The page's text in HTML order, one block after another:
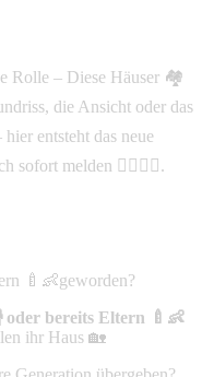
Rolle – Diese Häuser 🏘️
die Ansicht oder das
entsteht das neue
sofort melden 🙋‍♀️🙋‍♂️.
bereits Eltern 🍼👶
ihr Haus 🏡